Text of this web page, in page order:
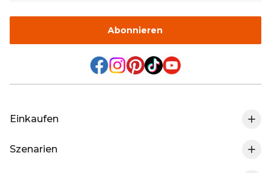
Abonnieren
Einkaufen
0% MwSt. In DE
Szenarien